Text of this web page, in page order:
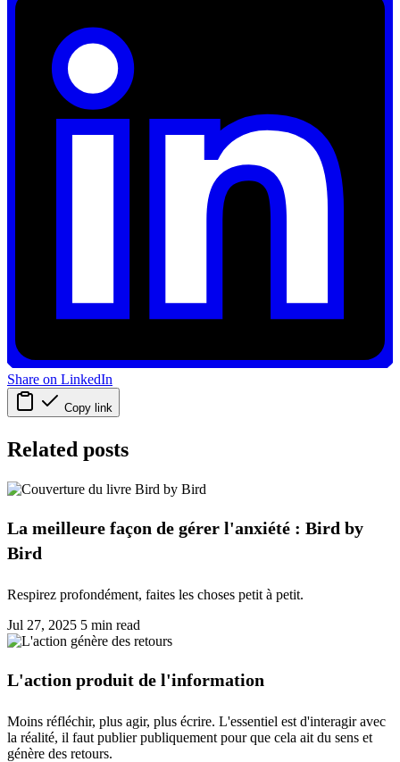
Share on LinkedIn
Copy link
Related posts
La meilleure façon de gérer l'anxiété : Bird by
Bird
Respirez profondément, faites les choses petit à petit.
Jul 27, 2025 5 min read
L'action produit de l'information
Moins réfléchir, plus agir, plus écrire. L'essentiel est d'interagir avec
la réalité, il faut publier publiquement pour que cela ait du sens et
génère des retours.